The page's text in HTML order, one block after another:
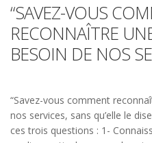
“SAVEZ-VOUS
RECONNAÎTRE
BESOIN DE NOS
“Savez-vous comment
nos services, sans qu’elle le
ces trois questions : 1-